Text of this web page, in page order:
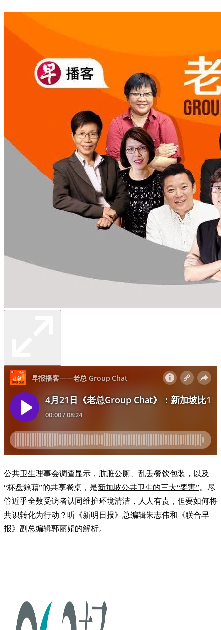
公共卫生理事会调查显示，肮脏公厕、乱丢餐饮包装，以及
“杯盘狼藉”的共享餐桌，是新加坡公共卫生的三大“要害”。尽
管近乎全数受访者认同维护环境清洁，人人有责，但要如何将
共识转化为行动？听《新明日报》总编辑朱志伟和《联合早
报》副总编辑郭丽娟的解析。